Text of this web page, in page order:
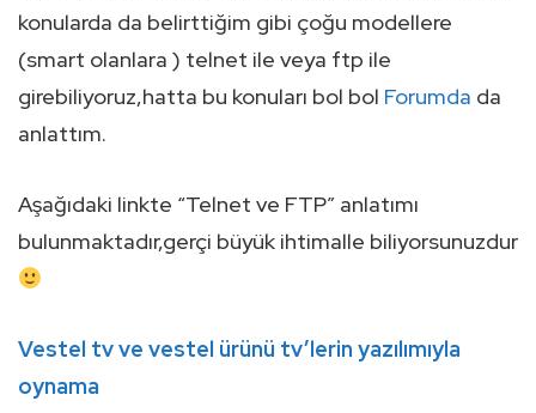
konularda da belirttiğim gibi çoğu modellere
(smart olanlara ) telnet ile veya ftp ile
girebiliyoruz,hatta bu konuları bol bol Forumda da
anlattım.
Aşağıdaki linkte “Telnet ve FTP” anlatımı
bulunmaktadır,gerçi büyük ihtimalle biliyorsunuzdur
Vestel tv ve vestel ürünü tv’lerin yazılımıyla
oynama